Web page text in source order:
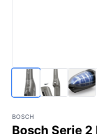
BOSCH
Bosch Serie 2